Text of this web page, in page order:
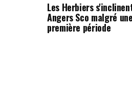
Les Herbiers
Angers Sco malgré
première période